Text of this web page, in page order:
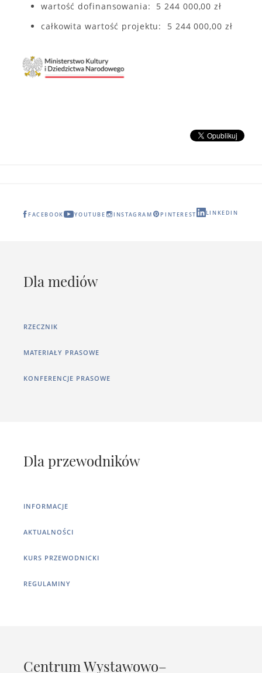
wartość dofinansowania: 5 244 000,00 zł
całkowita wartość projektu: 5 244 000,00 zł
FACEBOOK YOUTUBE INSTAGRAM PINTEREST LINKEDIN
Dla mediów
RZECZNIK
MATERIAŁY PRASOWE
KONFERENCJE PRASOWE
Dla przewodników
INFORMACJE
AKTUALNOŚCI
KURS PRZEWODNICKI
REGULAMINY
Centrum Wystawowo–